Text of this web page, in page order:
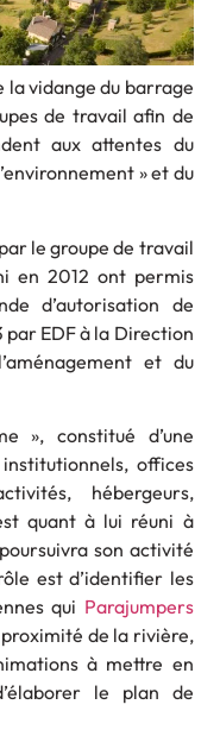
la vidange du barrage
de travail afin de
aux attentes du
» et du
le groupe de travail
en 2012 ont permis
d’autorisation de
EDF à la Direction
et du
», constitué d’une
offices
hébergeurs,
quant à lui réuni à
son activité
est d’identifier les
qui Parajumpers
de la rivière,
à mettre en
le plan de